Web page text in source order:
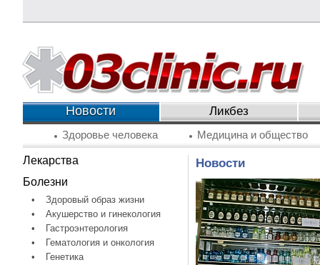
Новости Ликбез
Здоровье человека Медицина и общество
Лекарства
Болезни
•
Здоровый образ жизни
•
Акушерство и гинекология
•
Гастроэнтерология
•
Гематология и онкология
•
Генетика
Новости